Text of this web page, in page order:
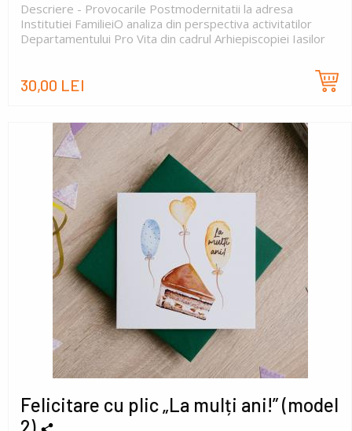
Descriere - Provocarile Postmodernitatii la adresa
Institutiei FamilieiO analiza din perspectiva activitatilor
Departamentului Pro Vita din cadrul Arhiepiscopiei Iasilor
30,00 LEI
Felicitare cu plic „La mulți ani!” (model